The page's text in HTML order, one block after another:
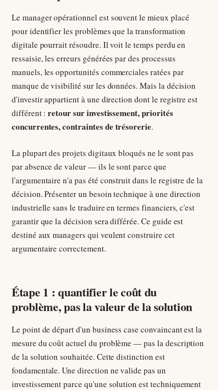
Le manager opérationnel est souvent le mieux placé
pour identifier les problèmes que la transformation
digitale pourrait résoudre. Il voit le temps perdu en
ressaisie, les erreurs générées par des processus
manuels, les opportunités commerciales ratées par
manque de visibilité sur les données. Mais la décision
d'investir appartient à une direction dont le registre est
différent :retour sur investissement, priorités
concurrentes, contraintes de trésorerie.
La plupart des projets digitaux bloqués ne le sont pas
par absence de valeur — ils le sont parce que
l'argumentaire n'a pas été construit dans le registre de la
décision. Présenter un besoin technique à une direction
industrielle sans le traduire en termes financiers, c'est
garantir que la décision sera différée. Ce guide est
destiné aux managers qui veulent construire cet
argumentaire correctement.
Étape 1 : quantifier le coût du
problème, pas la valeur de la solution
Le point de départ d'un business case convaincant est la
mesure du coût actuel du problème — pas la description
de la solution souhaitée. Cette distinction est
fondamentale. Une direction ne valide pas un
investissement parce qu'une solution est techniquement